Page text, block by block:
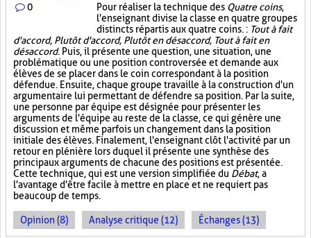
0 Pour réaliser la technique des Quatre coins,
l'enseignant divise la classe en quatre groupes
distincts répartis aux quatre coins. : Tout à fait
d'accord, Plutôt d'accord, Plutôt en désaccord, Tout à fait en
désaccord. Puis, il présente une question, une situation, une
problématique ou une position controversée et demande aux
élèves de se placer dans le coin correspondant à la position
défendue. Ensuite, chaque groupe travaille à la construction d'un
argumentaire lui permettant de défendre sa position. Par la suite,
une personne par équipe est désignée pour présenter les
arguments de l'équipe au reste de la classe, ce qui génère une
discussion et même parfois un changement dans la position
initiale des élèves. Finalement, l'enseignant clôt l'activité par un
retour en plénière lors duquel il présente une synthèse des
principaux arguments de chacune des positions est présentée.
Cette technique, qui est une version simplifiée du Débat, a
l'avantage d'être facile à mettre en place et ne requiert pas
beaucoup de temps.
Opinion (8) Analyse critique (12) Échanges (13)